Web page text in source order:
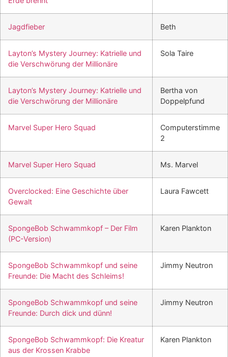
Jagdfieber Beth
Layton’s Mystery Journey: Katrielle und
die Verschwörung der Millionäre
Sola Taire
Layton’s Mystery Journey: Katrielle und
die Verschwörung der Millionäre
Bertha von
Doppelpfund
Marvel Super Hero Squad
Computerstimme
2
Marvel Super Hero Squad Ms. Marvel
Overclocked: Eine Geschichte über
Gewalt
Laura Fawcett
SpongeBob Schwammkopf – Der Film
(PC-Version)
Karen Plankton
SpongeBob Schwammkopf und seine
Freunde: Die Macht des Schleims!
Jimmy Neutron
SpongeBob Schwammkopf und seine
Freunde: Durch dick und dünn!
Jimmy Neutron
SpongeBob Schwammkopf: Die Kreatur
aus der Krossen Krabbe
Karen Plankton